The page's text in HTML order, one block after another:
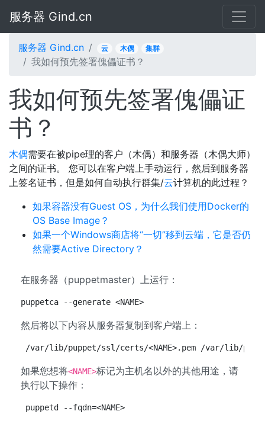
服务器 Gind.cn
服务器 Gind.cn 云 木偶 集群
我如何预先签署傀儡证书？
我如何预先签署傀儡证
书？
木偶需要在被pipe理的客户（木偶）和服务器（木偶大师）
之间的证书。 您可以在客户端上手动运行，然后到服务器
上签名证书，但是如何自动执行群集/云计算机的此过程？
如果容器没有Guest OS，为什么我们使用Docker的
OS Base Image？
如果一个Windows商店将“一切”移到云端，它是否仍
然需要Active Directory？
在服务器（puppetmaster）上运行：
puppetca --generate <NAME>
然后将以下内容从服务器复制到客户端上：
/var/lib/puppet/ssl/certs/<NAME>.pem /var/lib/
如果您想将<NAME>标记为主机名以外的其他用途，请
执行以下操作：
puppetd --fqdn=<NAME>